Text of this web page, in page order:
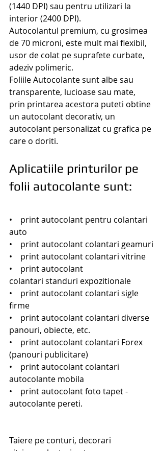
(1440 DPI) sau pentru utilizari la
interior (2400 DPI).
Autocolantul premium, cu grosimea
de 70 microni, este mult mai flexibil,
usor de colat pe suprafete curbate,
adeziv polimeric.
Foliile Autocolante sunt albe sau
transparente, lucioase sau mate,
prin printarea acestora puteti obtine
un autocolant decorativ, un
autocolant personalizat cu grafica pe
care o doriti.
Aplicatiile printurilor pe
folii autocolante sunt:
•    print autocolant pentru colantari
auto
•    print autocolant colantari geamuri
•    print autocolant colantari vitrine
•    print autocolant
colantari standuri expozitionale
•    print autocolant colantari sigle
firme
•    print autocolant colantari diverse
panouri, obiecte, etc.
•    print autocolant colantari Forex
(panouri publicitare)
•    print autocolant colantari
autocolante mobila
•    print autocolant foto tapet -
autocolante pereti.
Taiere pe conturi, decorari